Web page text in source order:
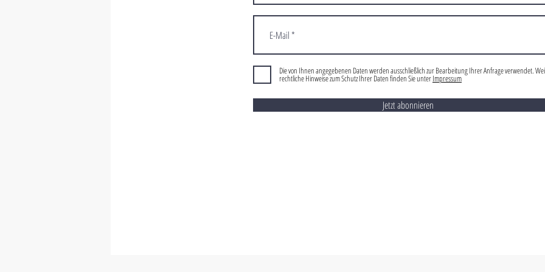
Die von Ihnen angegebenen Daten werden ausschließlich zur Bearbeitung Ihrer Anfrage verwendet.
rechtliche Hinweise zum Schutz Ihrer Daten finden Sie unterImpressum
Jetzt abonnieren